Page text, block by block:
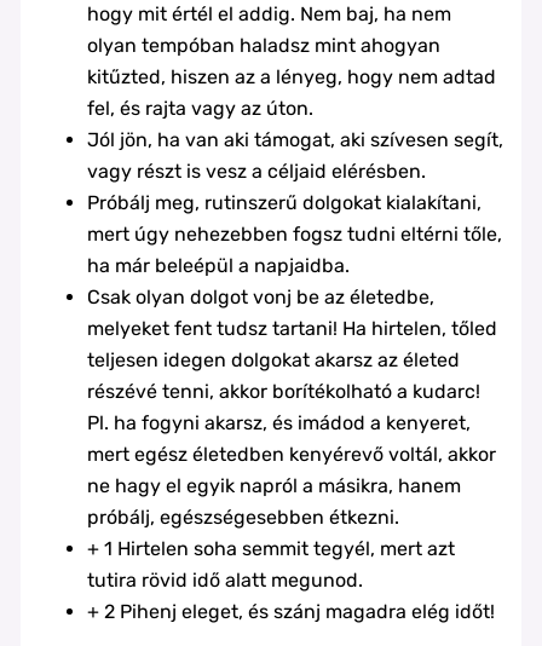
hogy mit értél el addig. Nem baj, ha nem
olyan tempóban haladsz mint ahogyan
kitűzted, hiszen az a lényeg, hogy nem adtad
fel, és rajta vagy az úton.
Jól jön, ha van aki támogat, aki szívesen segít,
vagy részt is vesz a céljaid elérésben.
Próbálj meg, rutinszerű dolgokat kialakítani,
mert úgy nehezebben fogsz tudni eltérni tőle,
ha már beleépül a napjaidba.
Csak olyan dolgot vonj be az életedbe,
melyeket fent tudsz tartani! Ha hirtelen, tőled
teljesen idegen dolgokat akarsz az életed
részévé tenni, akkor borítékolható a kudarc!
Pl. ha fogyni akarsz, és imádod a kenyeret,
mert egész életedben kenyérevő voltál, akkor
ne hagy el egyik napról a másikra, hanem
próbálj, egészségesebben étkezni.
+ 1 Hirtelen soha semmit tegyél, mert azt
tutira rövid idő alatt megunod.
+ 2 Pihenj eleget, és szánj magadra elég időt!